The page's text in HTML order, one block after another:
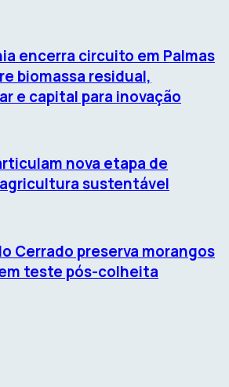
encerra circuito em Palmas
biomassa residual,
e capital para inovação
nova etapa de
sustentável
Cerrado preserva morangos
teste pós-colheita